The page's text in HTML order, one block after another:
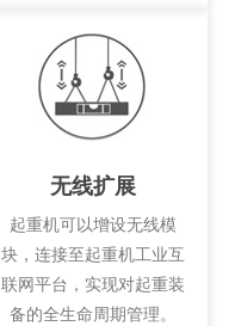
无线扩展
起重机可以增设无线模
块，连接至起重机工业互
联网平台，实现对起重装
备的全生命周期管理。